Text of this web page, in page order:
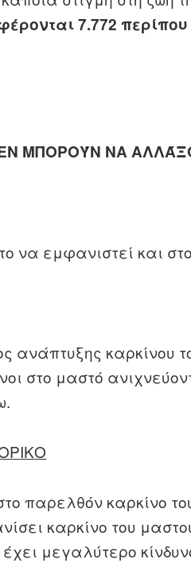
7.772 περίπου
ΜΠΟΡΟΎΝ ΝΑ
να εμφανιστεί και
ανάπτυξης καρκίνου
στο μαστό
O
παρελθόν καρκίνο
καρκίνο του
μεγαλύτερο